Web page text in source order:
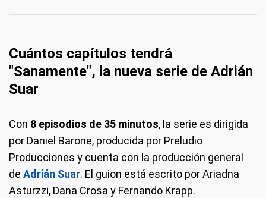
Cuántos capítulos tendrá
"Sanamente", la nueva serie de Adrián
Suar
Con 8 episodios de 35 minutos, la serie es dirigida
por Daniel Barone, producida por Preludio
Producciones y cuenta con la producción general
de Adrián Suar. El guion está escrito por Ariadna
Asturzzi, Dana Crosa y Fernando Krapp.